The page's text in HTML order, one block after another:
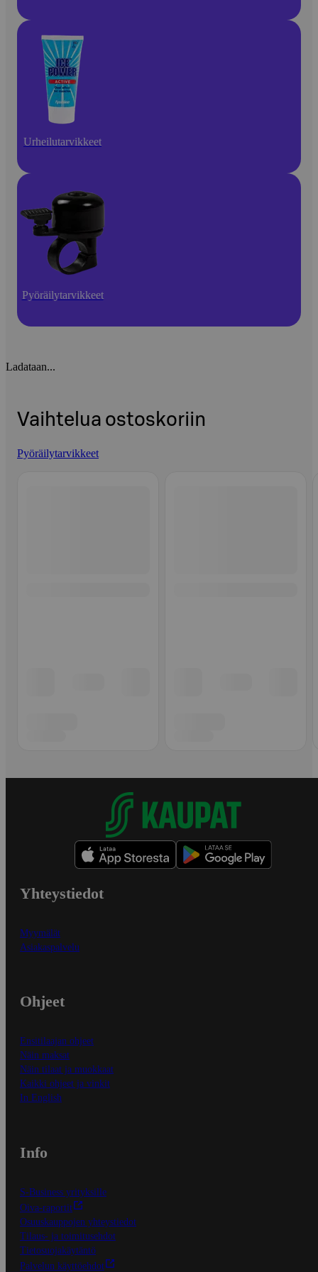
Urheilutarvikkeet
Pyöräilytarvikkeet
Ladataan...
Vaihtelua ostoskoriin
Pyöräilytarvikkeet
Yhteystiedot
Myymälät
Asiakaspalvelu
Ohjeet
Ensitilaajan ohjeet
Näin maksat
Näin tilaat ja muokkaat
Kaikki ohjeet ja vinkit
In English
Info
S-Business yrityksille
Oiva-raportit
Osuuskauppojen yhteystiedot
Tilaus- ja toimitusehdot
Tietosuojakäytäntö
Palvelun käyttöehdot